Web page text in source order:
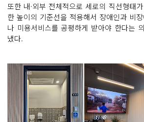
또한 내·외부 전체적으로 세로의 직선형태
한 높이의 기준선을 적용해서 장애인과 비
나 미용서비스를 공평하게 받아야 한다는
냈다.